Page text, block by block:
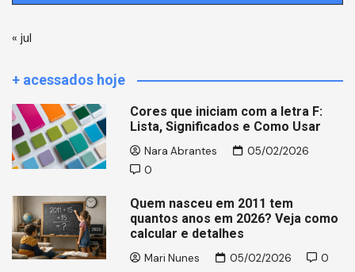
« jul
+ acessados hoje
Cores que iniciam com a letra F:
Lista, Significados e Como Usar
Nara Abrantes
05/02/2026
0
Quem nasceu em 2011 tem
quantos anos em 2026? Veja como
calcular e detalhes
Mari Nunes 05/02/2026 0